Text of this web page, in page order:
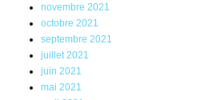
novembre 2021
octobre 2021
septembre 2021
juillet 2021
juin 2021
mai 2021